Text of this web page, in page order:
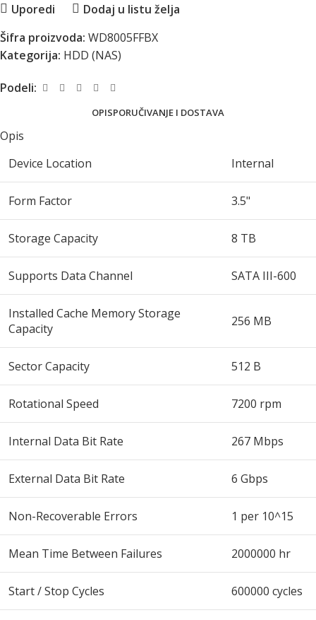
Uporedi
Dodaj u listu želja
Šifra proizvoda: WD8005FFBX
Kategorija: HDD (NAS)
Podeli:
OPISPORUČIVANJE I DOSTAVA
Opis
Device Location
Internal
Form Factor 3.5"
Storage Capacity 8 TB
Supports Data Channel SATA III-600
Installed Cache Memory Storage
Capacity
256 MB
Sector Capacity 512 B
Rotational Speed 7200 rpm
Internal Data Bit Rate 267 Mbps
External Data Bit Rate 6 Gbps
Non-Recoverable Errors 1 per 10^15
Mean Time Between Failures 2000000 hr
Start / Stop Cycles 600000 cycles